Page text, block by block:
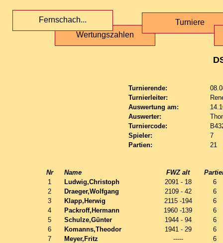
Wertungszahlen
Fernschach... Turniere
Turnierende:
Turnierleiter:
Auswertung am:
Auswerter:
Turniercode:
Spieler:
7
Partien:
21
Nr Name FWZ alt
1
Ludwig,Christoph 2091 - 18
6
2
Draeger,Wolfgang 2109 - 42
6
3
Klapp,Herwig 2115 -194
6
4
Packroff,Hermann 1960 -139
6
5
Schulze,Günter 1944 - 94
6
6
Komanns,Theodor 1941 - 29
6
7
Meyer,Fritz ----- 6